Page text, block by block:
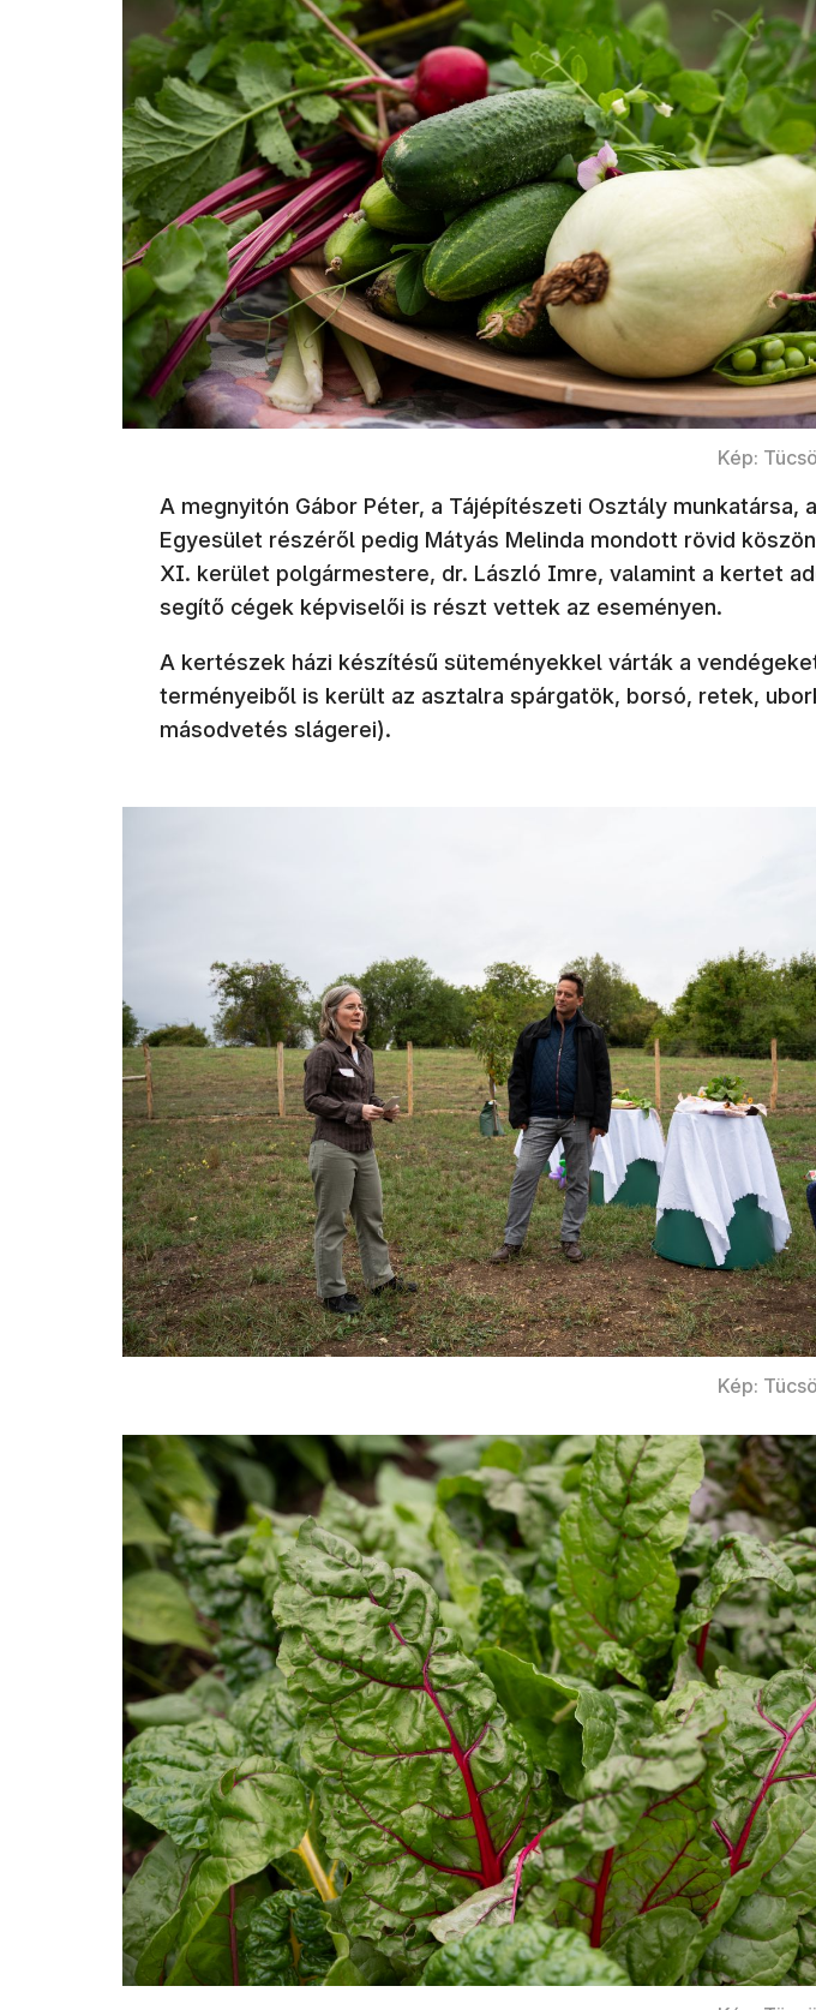
Kép:
A megnyitón Gábor Péter, a Tájépítészeti Osztály munkatársa, a
Egyesület részéről pedig Mátyás Melinda mondott rövid
XI. kerület polgármestere, dr. László Imre, valamint a kertet
segítő cégek képviselői is részt vettek az eseményen.
A kertészek házi készítésű süteményekkel várták a
terményeiből is került az asztalra spárgatök, borsó, retek,
másodvetés slágerei).
Kép: